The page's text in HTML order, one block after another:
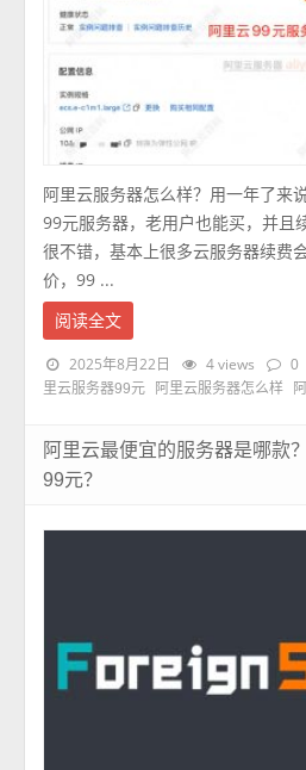
阿里云服务器怎么样？用一年了来
99元服务器，老用户也能买，并且
很不错，基本上很多云服务器续费
价，99 ...
阅读全文
2025年8月22日 4 views 0
里云服务器99元
阿里云服务器怎么样
阿里云最便宜的服务器是哪款
99元？